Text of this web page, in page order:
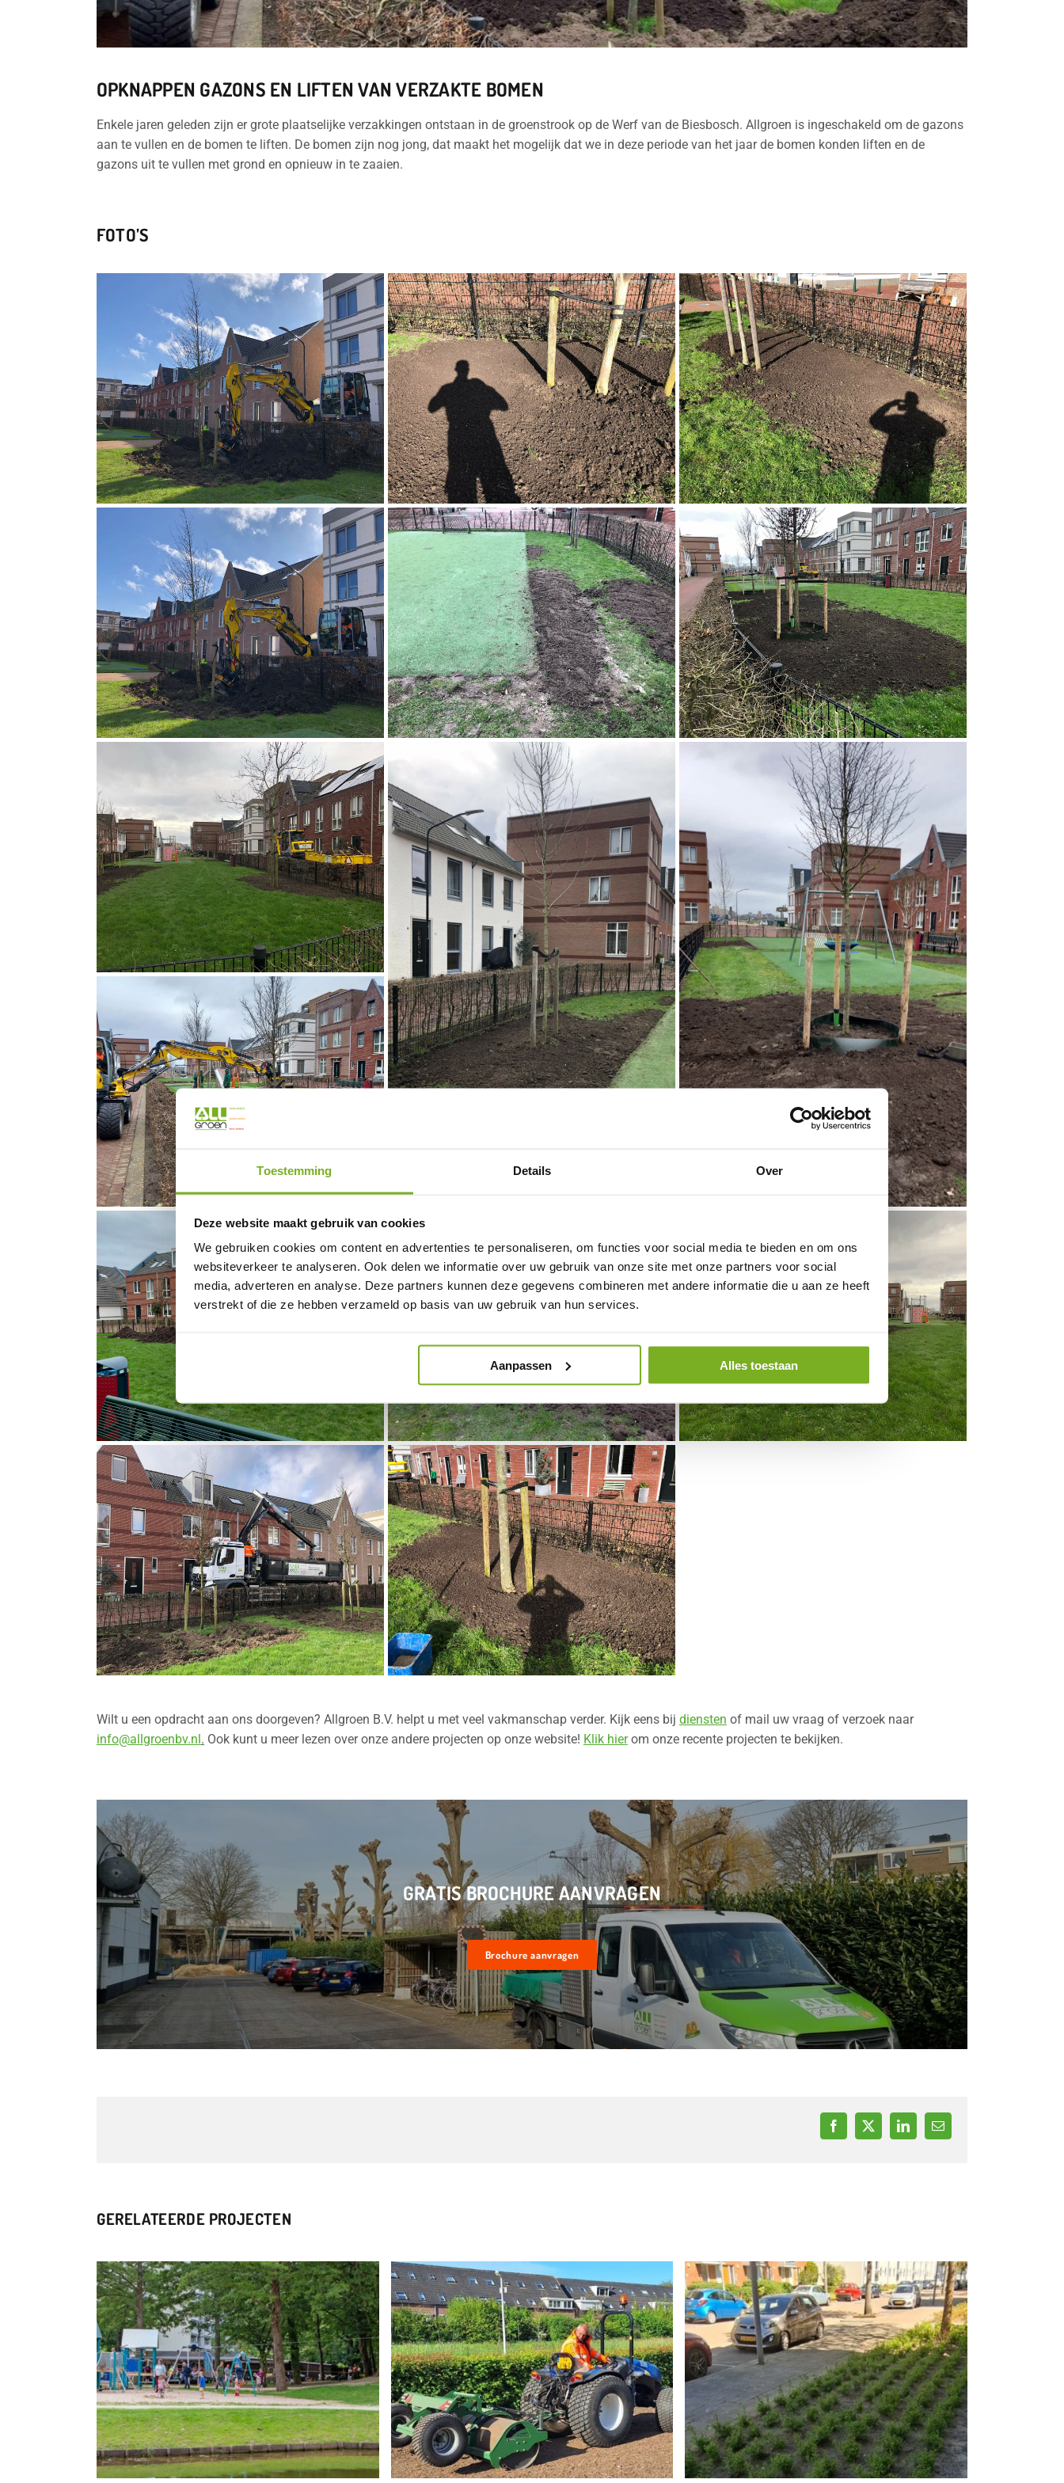
Toestemming Details Over
Deze website maakt gebruik van cookies
We gebruiken cookies om content en advertenties te personaliseren, om functies voor social media te bieden en om ons
websiteverkeer te analyseren. Ook delen we informatie over uw gebruik van onze site met onze partners voor social
media, adverteren en analyse. Deze partners kunnen deze gegevens combineren met andere informatie die u aan ze heeft
verstrekt of die ze hebben verzameld op basis van uw gebruik van hun services.
Aanpassen Alles toestaan
OPKNAPPEN GAZONS EN LIFTEN VAN VERZAKTE BOMEN
Enkele jaren geleden zijn er grote plaatselijke verzakkingen ontstaan in de groenstrook op de Werf van de Biesbosch. Allgroen is ingeschakeld om de gazons
aan te vullen en de bomen te liften. De bomen zijn nog jong, dat maakt het mogelijk dat we in deze periode van het jaar de bomen konden liften en de
gazons uit te vullen met grond en opnieuw in te zaaien.
FOTO’S
Wilt u een opdracht aan ons doorgeven? Allgroen B.V. helpt u met veel vakmanschap verder. Kijk eens bij diensten of mail uw vraag of verzoek naar
info@allgroenbv.nl . Ook kunt u meer lezen over onze andere projecten op onze website! Klik hierom onze recente projecten te bekijken.
GRATIS BROCHURE AANVRAGEN
Brochure aanvragen
Facebook
X LinkedIn
E-
GERELATEERDE PROJECTEN